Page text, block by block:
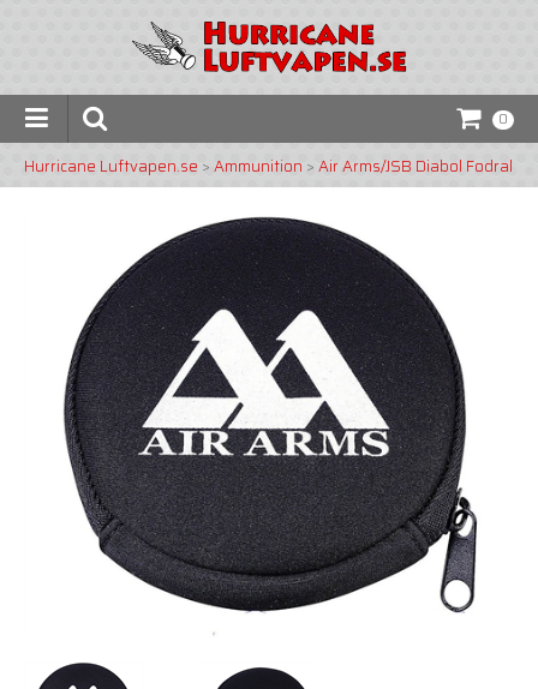
0
Hurricane Luftvapen.se >Ammunition >Air Arms/JSB Diabol Fodral